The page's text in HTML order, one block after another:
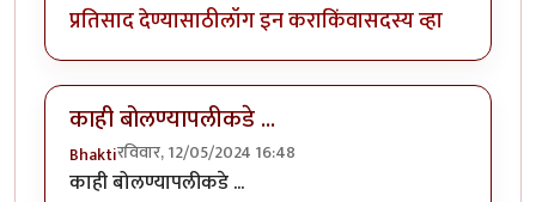
प्रतिसाद देण्यासाठीलॉग इन कराकिंवासदस्य व्हा
काही बोलण्यापलीकडे ...
Bhaktiरविवार, 12/05/2024 16:48
काही बोलण्यापलीकडे ...